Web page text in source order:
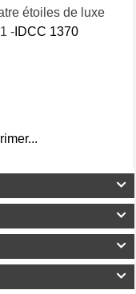




étoiles de luxe
-IDCC 1370